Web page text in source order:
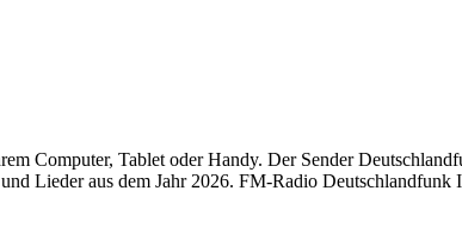
Computer, Tablet oder Handy. Der Sender
Lieder aus dem Jahr 2026. FM-Radio